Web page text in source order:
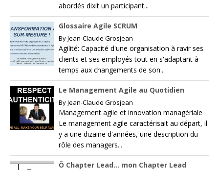
abordés dixit un participant...
Glossaire Agile SCRUM
ByJean-Claude Grosjean
Agilité: Capacité d'une organisation à ravir ses
clients et ses employés tout en s'adaptant à
temps aux changements de son...
Le Management Agile au Quotidien
ByJean-Claude Grosjean
Management agile et innovation managèriale
Le management agile caractérisait au départ, il
y a une dizaine d'années, une description du
rôle des managers...
Ô Chapter Lead… mon Chapter Lead